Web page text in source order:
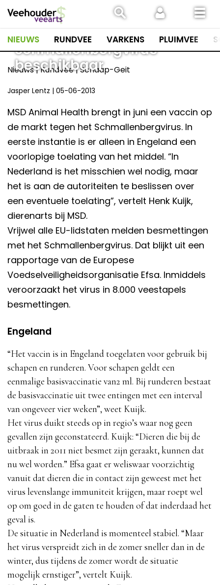
naar
inhoud
NIEUWS RUNDVEE VARKENS PLUIMVEE
Nieuws | Rundvee | Schaap-Geit
Vaccin
Schmallenbergvirus
beschikbaar
Jasper Lentz | 05-06-2013
MSD Animal Health brengt in juni een vaccin op
de markt tegen het Schmallenbergvirus. In
eerste instantie is er alleen in Engeland een
voorlopige toelating van het middel. “In
Nederland is het misschien wel nodig, maar
het is aan de autoriteiten te beslissen over
een eventuele toelating”, vertelt Henk Kuijk,
dierenarts bij MSD.
Vrijwel alle EU-lidstaten melden besmettingen
met het Schmallenbergvirus. Dat blijkt uit een
rapportage van de Europese
Voedselveiligheidsorganisatie Efsa. Inmiddels
veroorzaakt het virus in 8.000 veestapels
besmettingen.
Engeland
“Het vaccin is in Engeland toegelaten voor gebruik bij
schapen en runderen. Voor schapen geldt een
eenmalige basisvaccinatie van2 ml. Bij runderen bestaat
de basisvaccinatie uit twee entingen met een interval
van ongeveer vier weken”, weet Kuijk.
Het virus duikt steeds op in regio’s waar nog geen
gevallen zijn geconstateerd. Kuijk: “Dieren die bij de
uitbraak in 2011 niet besmet zijn geraakt, kunnen dat
nu wel worden.” Efsa gaat er weliswaar voorzichtig
vanuit dat dieren die in contact zijn geweest met het
virus levenslange immuniteit krijgen, maar roept wel
op om goed in de gaten te houden of dat inderdaad het
geval is.
De situatie in Nederland is momenteel stabiel. “Maar
het virus verspreidt zich in de zomer sneller dan in de
winter, dus tijdens de zomer wordt de situatie
mogelijk ernstiger”, vertelt Kuijk.